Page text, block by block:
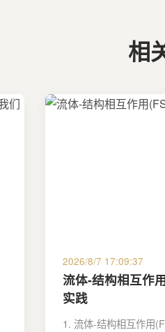
相
2026/8/7 17:09:37
流体-结构相互作
实践
1. 流体-结构相互作用